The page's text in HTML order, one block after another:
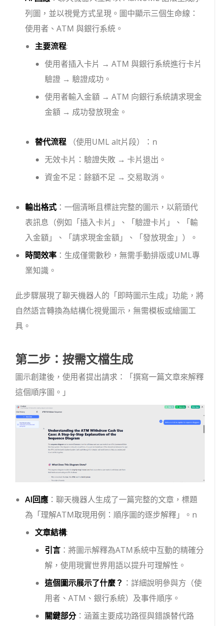
列圖，並以視覺方式呈現。圖中顯示三個生命線：
使用者、ATM 與銀行系統。
主要流程:
使用者插入卡片 → ATM 與銀行系統進行卡片
驗證 → 驗證成功。
使用者輸入金額 → ATM 向銀行系統請求現金
金額 → 成功發放現金。
替代流程 （使用UML alt片段）：n
无效卡片：驗證失敗 → 卡片退出。
資金不足：餘額不足 → 交易取消。
輸出格式 ：一個清晰且標註完整的圖示，以箭頭代
表訊息（例如「插入卡片」、「驗證卡片」、「輸
入金額」、「請求現金金額」、「發放現金」）。
時間效率 ：生成僅需數秒，無需手動排版或UML專
業知識。
此步驟展現了聊天機器人的「即時圖示生成」功能，將
自然語言轉換為結構化視覺圖示，無需模板或繪圖工
具。
第二步：按需文檔生成
圖示創建後，使用者提出請求：「撰寫一篇文章來解釋
這個順序圖。」
AI回應 ：聊天機器人生成了一篇完整的文章，標題
為「理解ATM取現用例：順序圖的逐步解釋」。n
文章結構:
引言 ：將圖示解釋為ATM系統中互動的精確分
解，使用現實世界用語以提升可理解性。
這個圖示展示了什麼？ ：詳細說明參與方（使
用者、ATM、銀行系統）及事件順序。
關鍵部分：涵蓋主要成功路徑與錯誤替代路